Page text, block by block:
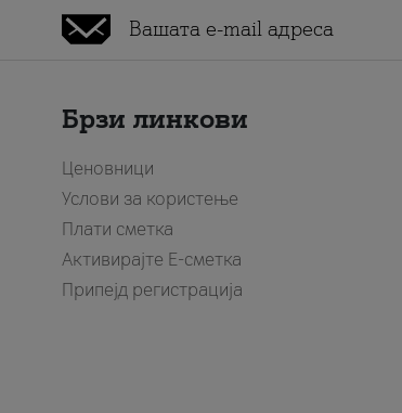
Брзи линкови
Ценовници
Услови за користење
Плати сметка
Активирајте Е-сметка
Припејд регистрација